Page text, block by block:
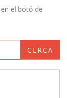
el botó de
CERCA